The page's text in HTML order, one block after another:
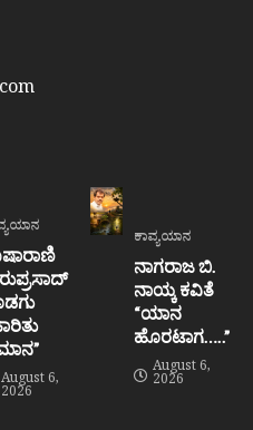
August 6,
2026
ಕಾವ್ಯಯಾನ
ನಾಗರಾಜ ಬಿ.
ನಾಯ್ಕ ಕವಿತೆ
“ಯಾನ
ಹೊರಟಾಗ…..”
August 6,
2026